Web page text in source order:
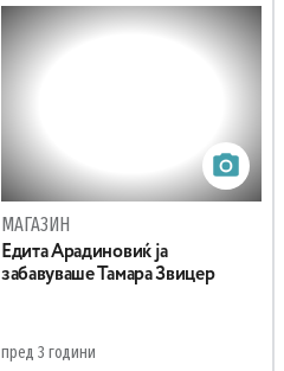
МАГАЗИН
Едита Арадиновиќ ја
забавуваше Тамара Звицер
пред 3 години